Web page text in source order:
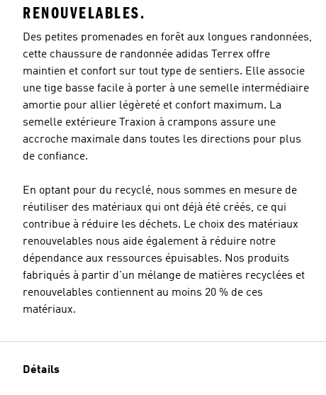
RENOUVELABLES.
Des petites promenades en forêt aux longues randonnées,
cette chaussure de randonnée adidas Terrex offre
maintien et confort sur tout type de sentiers. Elle associe
une tige basse facile à porter à une semelle intermédiaire
amortie pour allier légèreté et confort maximum. La
semelle extérieure Traxion à crampons assure une
accroche maximale dans toutes les directions pour plus
de confiance.
En optant pour du recyclé, nous sommes en mesure de
réutiliser des matériaux qui ont déjà été créés, ce qui
contribue à réduire les déchets. Le choix des matériaux
renouvelables nous aide également à réduire notre
dépendance aux ressources épuisables. Nos produits
fabriqués à partir d'un mélange de matières recyclées et
renouvelables contiennent au moins 20 % de ces
matériaux.
Détails